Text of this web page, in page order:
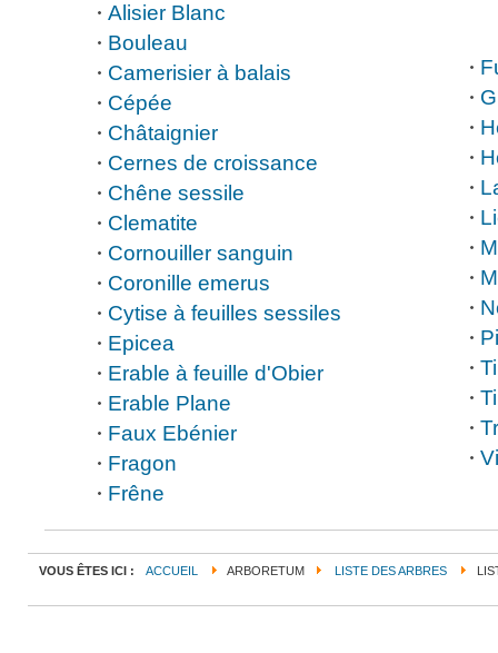
Alisier Blanc
Bouleau
Camerisier à balais
Cépée
Châtaignier
Cernes de croissance
Chêne sessile
Clematite
Cornouiller sanguin
Coronille emerus
Cytise à feuilles sessiles
Epicea
Erable à feuille d'Obier
Erable Plane
Faux Ebénier
Fragon
Frêne
VOUS ÊTES ICI : ACCUEIL ARBORETUM LISTE DES ARBRES